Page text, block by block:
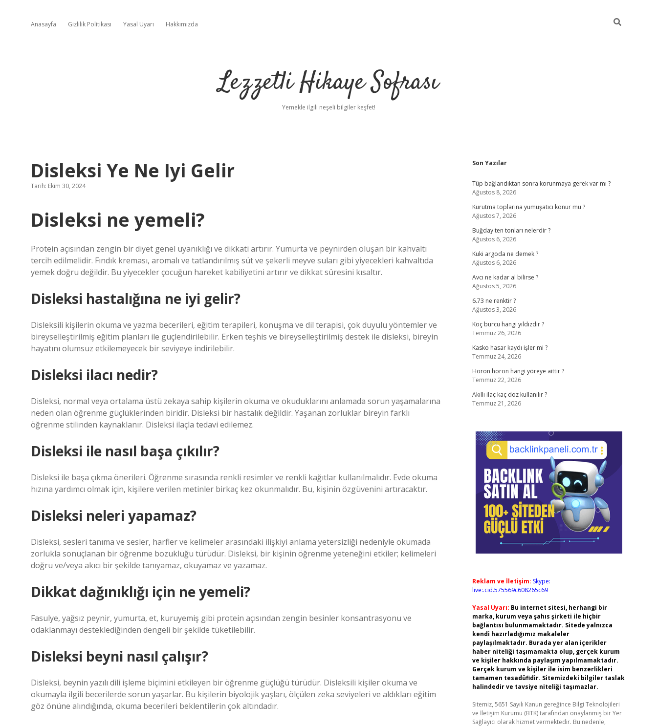
Anasayfa Gizlilik Politikası Yasal Uyarı Hakkımızda
Lezzetli Hikaye Sofrası
Yemekle ilgili neşeli bilgiler keşfet!
Disleksi Ye Ne Iyi Gelir
Tarih: Ekim 30, 2024
Disleksi ne yemeli?
Protein açısından zengin bir diyet genel uyanıklığı ve dikkati artırır. Yumurta ve peynirden oluşan bir kahvaltı
tercih edilmelidir. Fındık kreması, aromalı ve tatlandırılmış süt ve şekerli meyve suları gibi yiyecekleri kahvaltıda
yemek doğru değildir. Bu yiyecekler çocuğun hareket kabiliyetini artırır ve dikkat süresini kısaltır.
Disleksi hastalığına ne iyi gelir?
Disleksili kişilerin okuma ve yazma becerileri, eğitim terapileri, konuşma ve dil terapisi, çok duyulu yöntemler ve
bireyselleştirilmiş eğitim planları ile güçlendirilebilir. Erken teşhis ve bireyselleştirilmiş destek ile disleksi, bireyin
hayatını olumsuz etkilemeyecek bir seviyeye indirilebilir.
Disleksi ilacı nedir?
Disleksi, normal veya ortalama üstü zekaya sahip kişilerin okuma ve okuduklarını anlamada sorun yaşamalarına
neden olan öğrenme güçlüklerinden biridir. Disleksi bir hastalık değildir. Yaşanan zorluklar bireyin farklı
öğrenme stilinden kaynaklanır. Disleksi ilaçla tedavi edilemez.
Disleksi ile nasıl başa çıkılır?
Disleksi ile başa çıkma önerileri. Öğrenme sırasında renkli resimler ve renkli kağıtlar kullanılmalıdır. Evde okuma
hızına yardımcı olmak için, kişilere verilen metinler birkaç kez okunmalıdır. Bu, kişinin özgüvenini artıracaktır.
Disleksi neleri yapamaz?
Disleksi, sesleri tanıma ve sesler, harfler ve kelimeler arasındaki ilişkiyi anlama yetersizliği nedeniyle okumada
zorlukla sonuçlanan bir öğrenme bozukluğu türüdür. Disleksi, bir kişinin öğrenme yeteneğini etkiler; kelimeleri
doğru ve/veya akıcı bir şekilde tanıyamaz, okuyamaz ve yazamaz.
Dikkat dağınıklığı için ne yemeli?
Fasulye, yağsız peynir, yumurta, et, kuruyemiş gibi protein açısından zengin besinler konsantrasyonu ve
odaklanmayı desteklediğinden dengeli bir şekilde tüketilebilir.
Disleksi beyni nasıl çalışır?
Disleksi, beynin yazılı dili işleme biçimini etkileyen bir öğrenme güçlüğü türüdür. Disleksili kişiler okuma ve
okumayla ilgili becerilerde sorun yaşarlar. Bu kişilerin biyolojik yaşları, ölçülen zeka seviyeleri ve aldıkları eğitim
göz önüne alındığında, okuma becerileri beklentilerin çok altındadır.
Sidebar
Son Yazılar
Tüp bağlandıktan sonra korunmaya gerek var mı ?
Ağustos 8, 2026
Kurutma toplarına yumuşatıcı konur mu ?
Ağustos 7, 2026
Buğday ten tonları nelerdir ?
Ağustos 6, 2026
Kuki argoda ne demek ?
Ağustos 6, 2026
Avcı ne kadar al bilirse ?
Ağustos 5, 2026
6.73 ne renktir ?
Ağustos 3, 2026
Koç burcu hangi yıldızdır ?
Temmuz 26, 2026
Kasko hasar kaydı işler mi ?
Temmuz 24, 2026
Horon horon hangi yöreye aittir ?
Temmuz 22, 2026
Akıllı ilaç kaç doz kullanılır ?
Temmuz 21, 2026
Reklam ve İletişim: Skype:
live:.cid.575569c608265c69
Yasal Uyarı: Bu internet sitesi, herhangi bir
marka, kurum veya şahıs şirketi ile hiçbir
bağlantısı bulunmamaktadır. Sitede yalnızca
kendi hazırladığımız makaleler
paylaşılmaktadır. Burada yer alan içerikler
haber niteliği taşımamakta olup, gerçek kurum
ve kişiler hakkında paylaşım yapılmamaktadır.
Gerçek kurum ve kişiler ile isim benzerlikleri
tamamen tesadüfidir. Sitemizdeki bilgiler taslak
halindedir ve tavsiye niteliği taşımazlar.
Sitemiz, 5651 Sayılı Kanun gereğince Bilgi Teknolojileri
ve İletişim Kurumu (BTK) tarafından onaylanmış bir Yer
Sağlayıcı olarak hizmet vermektedir. Bu nedenle,